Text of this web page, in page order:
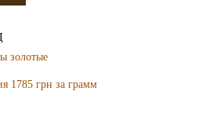
золотые
1785 грн за грамм